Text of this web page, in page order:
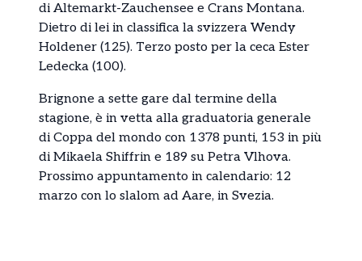
di Altemarkt-Zauchensee e Crans Montana.
Dietro di lei in classifica la svizzera Wendy
Holdener (125). Terzo posto per la ceca Ester
Ledecka (100).
Brignone a sette gare dal termine della
stagione, è in vetta alla graduatoria generale
di Coppa del mondo con 1378 punti, 153 in più
di Mikaela Shiffrin e 189 su Petra Vlhova.
Prossimo appuntamento in calendario: 12
marzo con lo slalom ad Aare, in Svezia.